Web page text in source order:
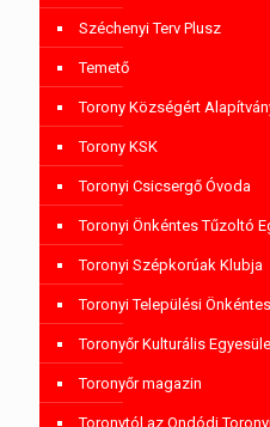
Széchenyi Terv Plusz
Temető
Torony Községért
Torony KSK
Toronyi Csicsergő Óvoda
Toronyi Önkéntes Tűzoltó
Toronyi Szépkorúak Klubja
Toronyi Települési
Toronyőr Kulturális
Toronyőr magazin
Toronytól az Ondódi